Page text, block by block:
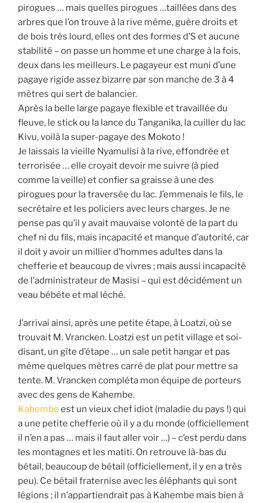
pirogues … mais quelles pirogues …taillées dans des
arbres que l’on trouve à la rive même, guère droits et
de bois très lourd, elles ont des formes d’S et aucune
stabilité – on passe un homme et une charge à la fois,
deux dans les meilleurs. Le pagayeur est muni d’une
pagaye rigide assez bizarre par son manche de 3 à 4
mètres qui sert de balancier.
Après la belle large pagaye flexible et travaillée du
fleuve, le stick ou la lance du Tanganika, la cuiller du lac
Kivu, voilà la super-pagaye des Mokoto !
Je laissais la vieille Nyamulisi à la rive, effondrée et
terrorisée … elle croyait devoir me suivre (à pied
comme la veille) et confier sa graisse à une des
pirogues pour la traversée du lac. J’emmenais le fils, le
secrétaire et les policiers avec leurs charges. Je ne
pense pas qu’il y avait mauvaise volonté de la part du
chef ni du fils, mais incapacité et manque d’autorité, car
il doit y avoir un millier d’hommes adultes dans la
chefferie et beaucoup de vivres ; mais aussi incapacité
de l’administrateur de Masisi – qui est décidément un
veau bébête et mal léché.
J’arrivai ainsi, après une petite étape, à Loatzi, où se
trouvait M. Vrancken. Loatzi est un petit village et soi-
disant, un gîte d’étape … un sale petit hangar et pas
même quelques mètres carré de plat pour mettre sa
tente. M. Vrancken compléta mon équipe de porteurs
avec des gens de Kahembe.
Kahembe est un vieux chef idiot (maladie du pays !) qui
a une petite chefferie où il y a du monde (officiellement
il n’en a pas … mais il faut aller voir …) – c’est perdu dans
les montagnes et les matiti. On retrouve là-bas du
bétail, beaucoup de bétail (officiellement, il y en a très
peu). Ce bétail fraternise avec les éléphants qui sont
légions ; il n’appartiendrait pas à Kahembe mais bien à